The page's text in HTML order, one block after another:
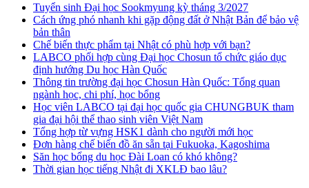
Tuyển sinh Đại học Sookmyung kỳ tháng 3/2027
Cách ứng phó nhanh khi gặp động đất ở Nhật Bản để bảo vệ
bản thân
Chế biến thực phẩm tại Nhật có phù hợp với bạn?
LABCO phối hợp cùng Đại học Chosun tổ chức giáo dục
định hướng Du học Hàn Quốc
Thông tin trường đại học Chosun Hàn Quốc: Tổng quan
ngành học, chi phí, học bổng
Học viên LABCO tại đại học quốc gia CHUNGBUK tham
gia đại hội thể thao sinh viên Việt Nam
Tổng hợp từ vựng HSK1 dành cho người mới học
Đơn hàng chế biến đồ ăn sẵn tại Fukuoka, Kagoshima
Săn học bổng du học Đài Loan có khó không?
Thời gian học tiếng Nhật đi XKLĐ bao lâu?